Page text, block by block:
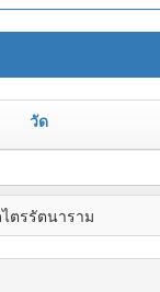
วัด
ตรรัตนาราม